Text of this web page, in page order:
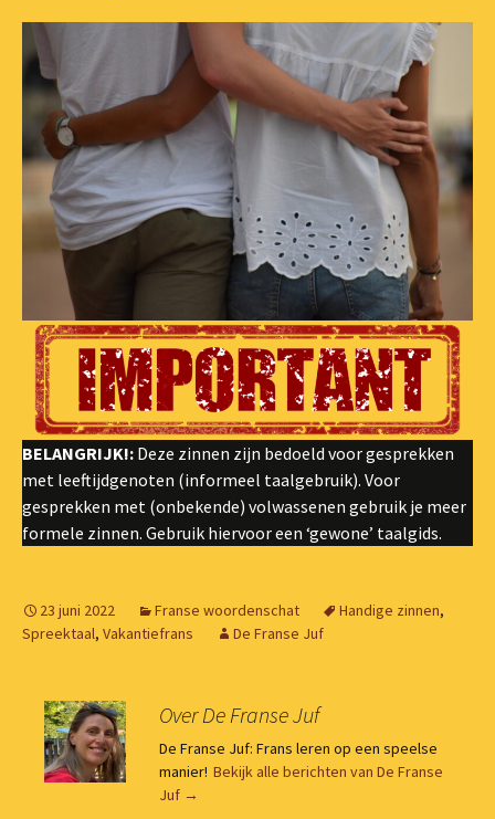
BELANGRIJK!: Deze zinnen zijn bedoeld voor gesprekken
met leeftijdgenoten (informeel taalgebruik). Voor
gesprekken met (onbekende) volwassenen gebruik je meer
formele zinnen. Gebruik hiervoor een ‘gewone’ taalgids.
23 juni 2022 Franse woordenschat Handige zinnen,
Spreektaal, Vakantiefrans De Franse Juf
Over De Franse Juf
De Franse Juf: Frans leren op een speelse
manier! Bekijk alle berichten van De Franse
Juf →